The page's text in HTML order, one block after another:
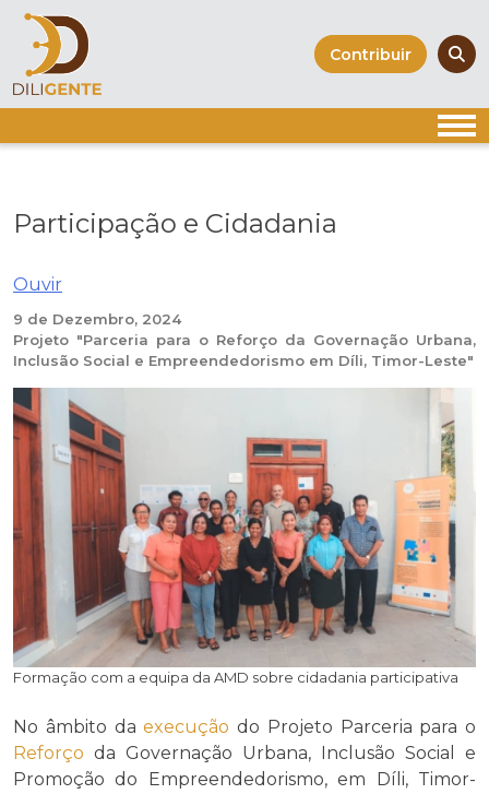
Skip
content
Contribuir
Participação e Cidadania
Ouvir
9 de Dezembro, 2024
Projeto "Parceria para o Reforço da Governação Urbana,
Inclusão Social e Empreendedorismo em Díli, Timor-Leste"
Formação com a equipa da AMD sobre cidadania participativa
No âmbito daexecução do Projeto Parceria para o
Reforço da Governação Urbana, Inclusão Social e
Promoção do Empreendedorismo, em Díli, Timor-